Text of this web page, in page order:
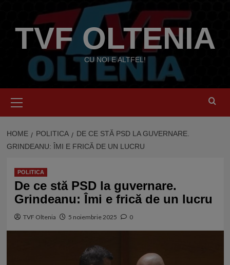
contentTVF OLTENIA
CU NOI E ALTFEL!
Menu
HOME POLITICA
DE CE STĂ PSD LA GUVERNARE.
GRINDEANU: ÎMI E FRICĂ DE UN LUCRU
POLITICA
De ce stă PSD la guvernare.
Grindeanu: Îmi e frică de un lucru
TVF Oltenia 5 noiembrie 2025 0